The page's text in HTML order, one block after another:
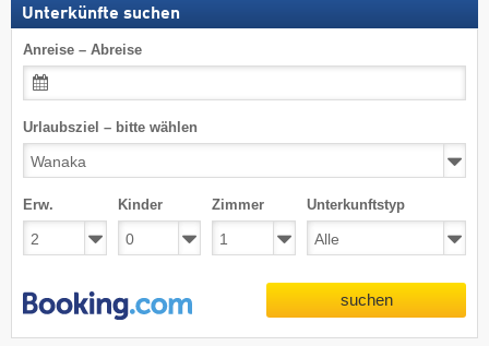
Unterkünfte suchen
Anreise – Abreise
Urlaubsziel – bitte wählen
Erw. Kinder Zimmer Unterkunftstyp
suchen